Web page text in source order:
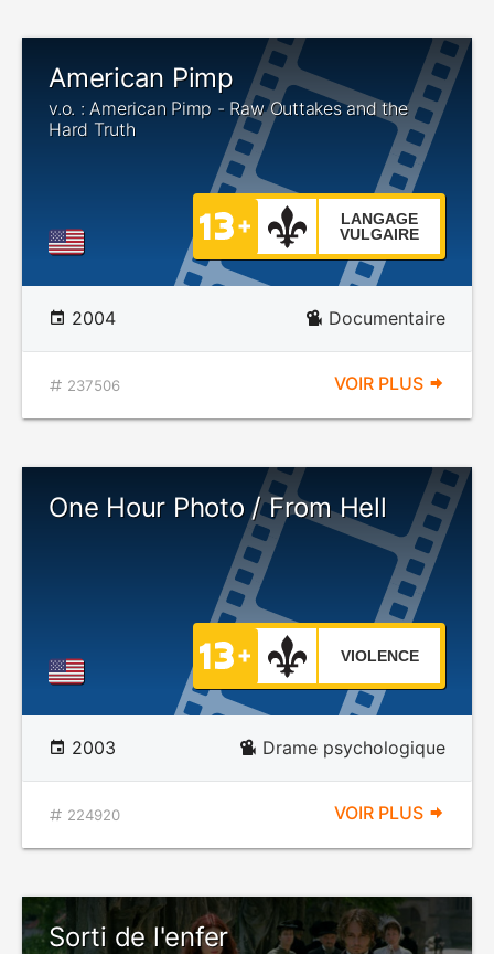
American Pimp
v.o. : American Pimp - Raw Outtakes and the
Hard Truth
LANGAGE
VULGAIRE
2004 Documentaire
237506 VOIR PLUS
One Hour Photo / From Hell
VIOLENCE
2003 Drame psychologique
224920 VOIR PLUS
Sorti de l'enfer